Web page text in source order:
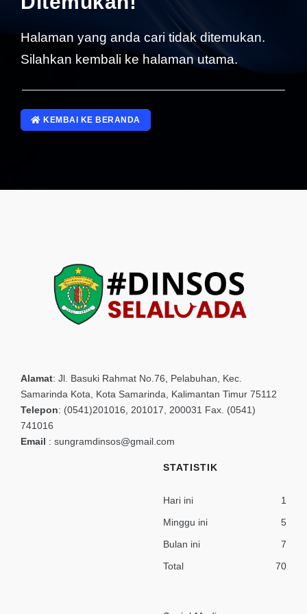
Halaman yang anda cari tidak ditemukan.
Silahkan kembali ke halaman utama.
KEMBAI KE BERANDA
Alamat: Jl. Basuki Rahmat No.76, Pelabuhan, Kec.
Samarinda Kota, Kota Samarinda, Kalimantan Timur 75112
Telepon: (0541)201016, 201017, 200031 Fax. (0541)
741016
Email : sungramdinsos@gmail.com
STATISTIK
Hari ini
1
Minggu ini
5
Bulan ini
7
Total
70